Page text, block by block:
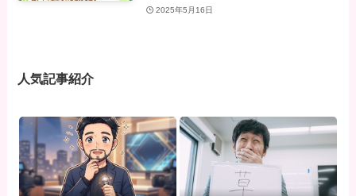
2025年5月16日
人気記事紹介